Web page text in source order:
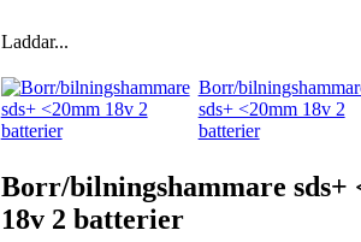
Laddar...
Borr/
sds+ <20mm 18v 2
batterier
Borr/bilningshammare sds+
18v 2 batterier